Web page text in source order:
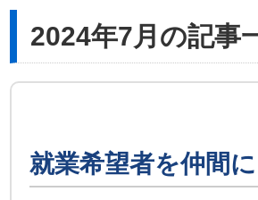
2024年7月の記事
就業希望者を仲間に